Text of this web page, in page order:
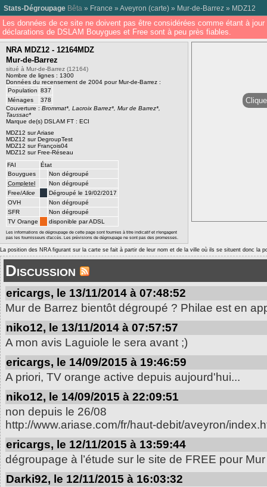
Stats-Dégroupage Bêta » France » Aveyron (carte) » Mur-de-Barrez » MDZ12
Les données de ce site ne doivent pas être considérées comme étant à
déclarations de DSLAM Bouygues et Free sont à peu près fiables.
NRA MDZ12 - 12164MDZ
Mur-de-Barrez
situé à Mur-de-Barrez (12164)
Nombre de lignes : 1300
Données du recensement de 2004 pour Mur-de-Barrez :
Population 837
Ménages
378
Couverture : Brommat*, Lacroix Barrez*, Mur de Barrez*,
Taussac*
Marque de(s) DSLAM FT : ECI
MDZ12 sur Ariase
MDZ12 sur DegroupTest
MDZ12 sur François04
MDZ12 sur Free-Réseau
FAI
État
Bouygues
Non dégroupé
Completel
Non dégroupé
Free/Alice
Dégroupé le 19/02/2017
OVH
Non dégroupé
SFR
Non dégroupé
TV Orange
disponible par ADSL
Les informations de dégroupage de cette page sont fournies à titre indicatif et n'engagent
pas les fournisseurs d'accès. Les prévisions de dégroupage ne sont pas des promesses.
La position des NRA figurant sur la carte se fait à partir de leur nom et de la ville où ils se situent donc la
Discussion
ericargs, le 13/11/2014 à 07:48:52
Mur de Barrez bientôt dégroupé ? Philae est en
niko12, le 13/11/2014 à 07:57:57
A mon avis Laguiole le sera avant ;)
ericargs, le 14/09/2015 à 19:46:59
A priori, TV orange active depuis aujourd'hui...
niko12, le 14/09/2015 à 22:09:51
non depuis le 26/08
http://www.ariase.com/fr/haut-debit/aveyron/
ericargs, le 12/11/2015 à 13:59:44
dégroupage à l’étude sur le site de FREE pour
Darki92, le 12/11/2015 à 16:03:32